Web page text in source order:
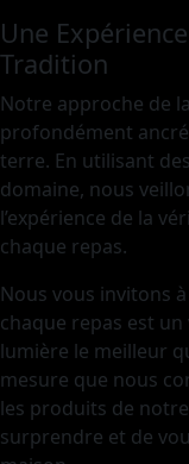
Une
Tradition
Notre approche de
profondément
terre. En utilisant
domaine, nous
l’expérience de la
chaque repas.
Nous vous invitons
chaque repas est
lumière le meilleur
mesure que nous
les produits de
surprendre et de